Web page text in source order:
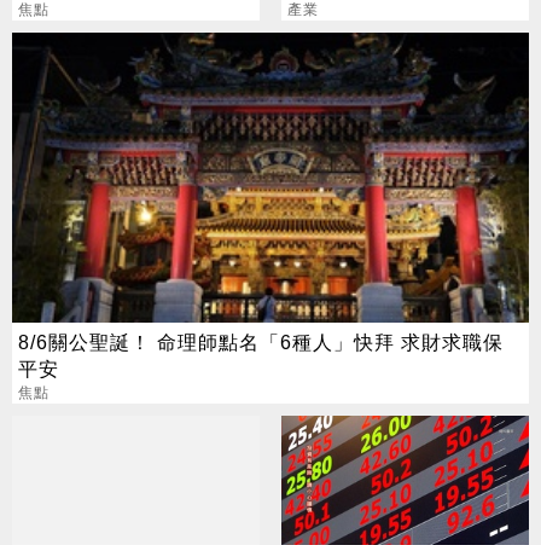
半導體迎新革命
焦點 產業
8/6關公聖誕！ 命理師點名「6種人」快拜 求財求職保
平安
焦點